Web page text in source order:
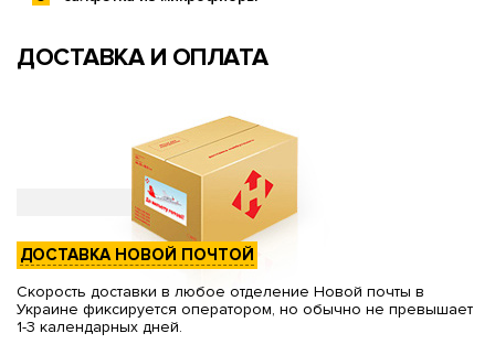
ДОСТАВКА И ОПЛАТА
ДОСТАВКА НОВОЙ ПОЧТОЙ
Скорость доставки в любое отделение Новой почты в
Украине фиксируется оператором, но обычно не превышает
1-3 календарных дней.